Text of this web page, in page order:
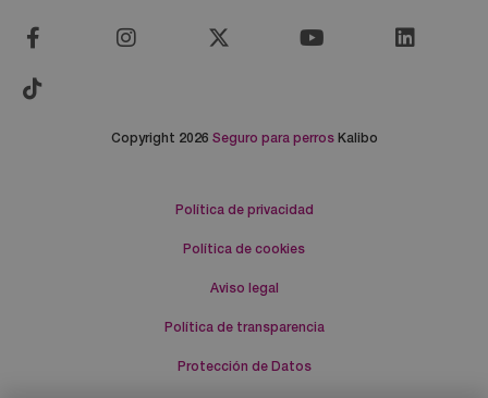
Copyright 2026 Seguro para perrosKalibo
Política de privacidad
Política de cookies
Aviso legal
Política de transparencia
Protección de Datos